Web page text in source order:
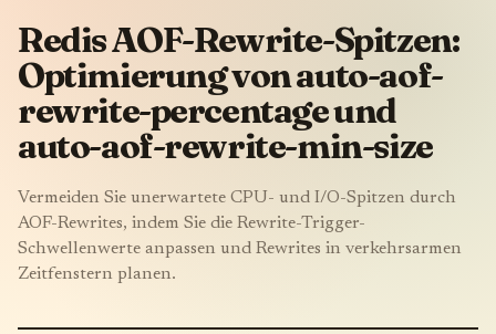
Redis AOF-Rewrite-Spitzen:
Optimierung von auto-aof-
rewrite-percentage und
auto-aof-rewrite-min-size
Vermeiden Sie unerwartete CPU- und I/O-Spitzen durch
AOF-Rewrites, indem Sie die Rewrite-Trigger-
Schwellenwerte anpassen und Rewrites in verkehrsarmen
Zeitfenstern planen.